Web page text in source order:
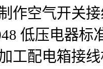
作空气开关
低压电器标
工配电箱接